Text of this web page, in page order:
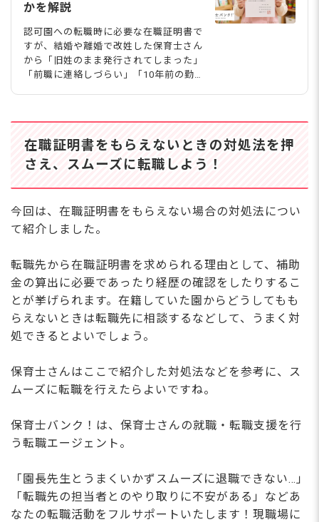
かを解説
認可園への転職時に必要な在職証明書で
すが、結婚や離婚で改姓した保育士さん
から「旧姓のまま発行されてしまった」
「前職に連絡しづらい」「10年前の勤
前職に連絡したくないときの代替書類ま
で、保育士さんが知っておきたいポイン
を併記して発行してもらおう その勤務
先に在籍している（いた）事実を証明す
る書類が「在職証明書」です。 まずは
保育士さんの転職にあたって、在職証明
職証明書が必要になる理由を
在職証明書をもらえないときの対処法を押
さえ、スムーズに転職しよう！
今回は、在職証明書をもらえない場合の対処法につい
て紹介しました。
転職先から在職証明書を求められる理由として、補助
金の算出に必要であったり経歴の確認をしたりするこ
とが挙げられます。在籍していた園からどうしてもも
らえないときは転職先に相談するなどして、うまく対
処できるとよいでしょう。
保育士さんはここで紹介した対処法などを参考に、ス
ムーズに転職を行えたらよいですね。
保育士バンク！は、保育士さんの就職・転職支援を行
う転職エージェント。
「園長先生とうまくいかずスムーズに退職できない…」
「転職先の担当者とのやり取りに不安がある」などあ
なたの転職活動をフルサポートいたします！現職場に